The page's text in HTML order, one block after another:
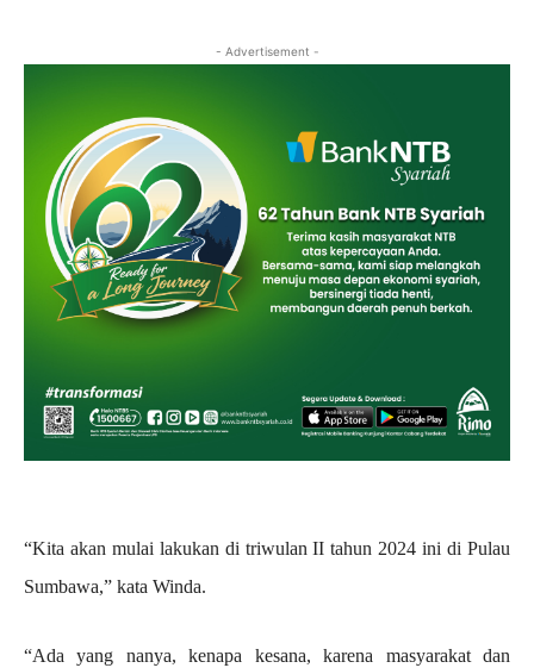
- Advertisement -
“Kita akan mulai lakukan di triwulan II tahun 2024 ini di Pulau
Sumbawa,” kata Winda.
“Ada yang nanya, kenapa kesana, karena masyarakat dan